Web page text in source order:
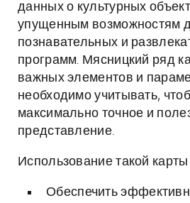
данных о культурных
упущенным возможностям
познавательных и
программ. Мясницкий ряд
важных элементов и
необходимо учитывать,
максимально точное и
представление.
Использование такой
Обеспечить